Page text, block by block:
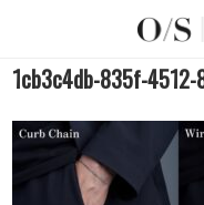
1cb3c4db-835f-